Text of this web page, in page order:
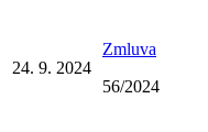
24. 9. 2024
Zmluva
56/2024